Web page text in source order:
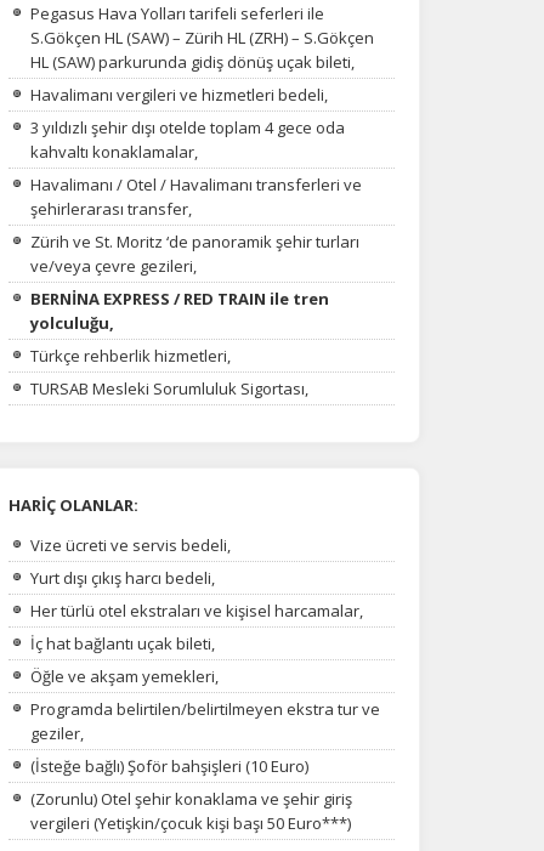
Pegasus Hava Yolları tarifeli seferleri ile
S.Gökçen HL (SAW) – Zürih HL (ZRH) – S.Gökçen
HL (SAW) parkurunda gidiş dönüş uçak bileti,
Havalimanı vergileri ve hizmetleri bedeli,
3 yıldızlı şehir dışı otelde toplam 4 gece oda
kahvaltı konaklamalar,
Havalimanı / Otel / Havalimanı transferleri ve
şehirlerarası transfer,
Zürih ve St. Moritz ‘de panoramik şehir turları
ve/veya çevre gezileri,
BERNİNA EXPRESS / RED TRAIN ile tren
yolculuğu,
Türkçe rehberlik hizmetleri,
TURSAB Mesleki Sorumluluk Sigortası,
HARİÇ OLANLAR:
Vize ücreti ve servis bedeli,
Yurt dışı çıkış harcı bedeli,
Her türlü otel ekstraları ve kişisel harcamalar,
İç hat bağlantı uçak bileti,
Öğle ve akşam yemekleri,
Programda belirtilen/belirtilmeyen ekstra tur ve
geziler,
(İsteğe bağlı) Şoför bahşişleri (10 Euro)
(Zorunlu) Otel şehir konaklama ve şehir giriş
vergileri (Yetişkin/çocuk kişi başı 50 Euro***)